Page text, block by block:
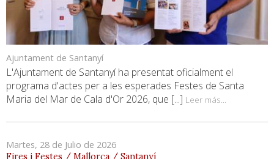
Ajuntament de Santanyí
L'Ajuntament de Santanyí ha presentat oficialment el
programa d'actes per a les esperades Festes de Santa
Maria del Mar de Cala d'Or 2026, que [...] Leer más...
Martes, 28 de Julio de 2026
Fires i Festes / Mallorca / Santanyí